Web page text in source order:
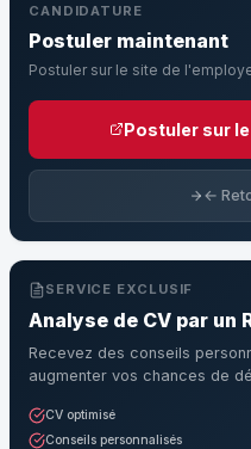
CANDIDATURE
Postuler maintenant
Postuler sur le site de
Postuler sur
←
SERVICE EXCLUSIF
Analyse de CV par un
Recevez des conseils
augmenter vos chances de
CV optimisé
Conseils personnalisés